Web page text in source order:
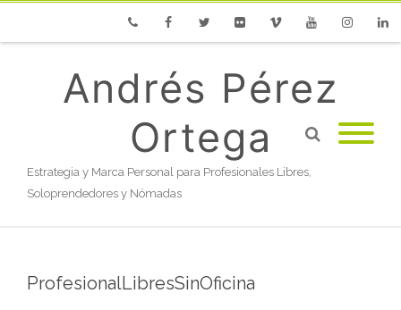
Andrés Pérez
Ortega
Estrategia y Marca Personal para Profesionales Libres,
Soloprendedores y Nómadas
ProfesionalLibresSinOficina